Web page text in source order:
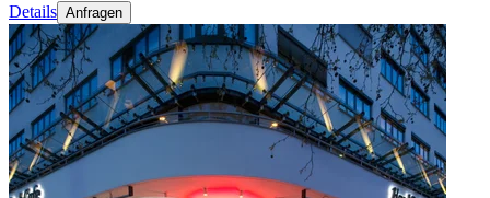
Details Anfragen